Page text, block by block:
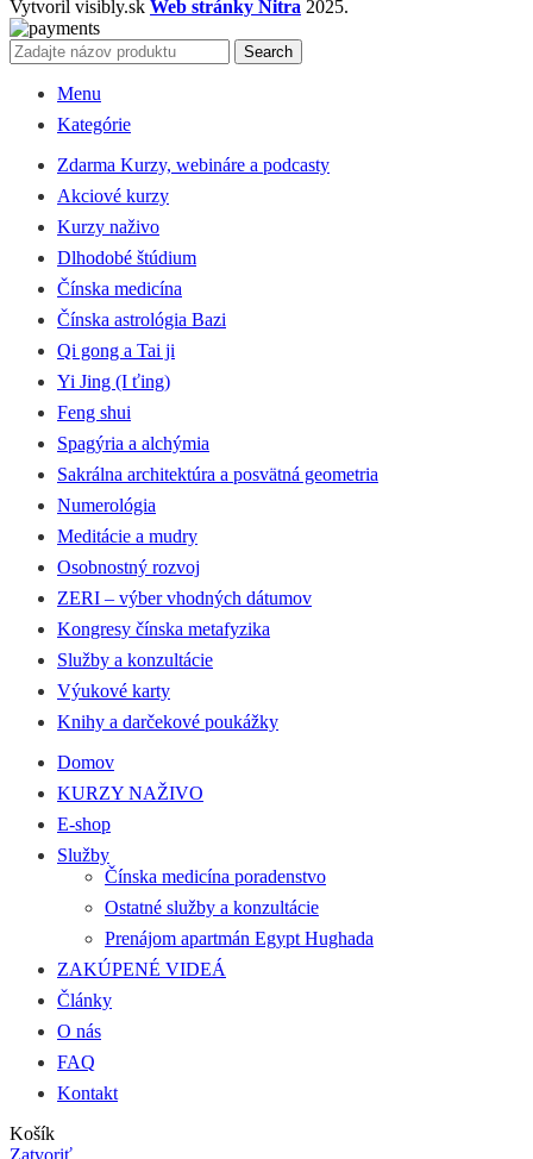
Vytvoril visibly.sk Web stránky Nitra 2025.
Search
Menu
Kategórie
Zdarma Kurzy, webináre a podcasty
Akciové kurzy
Kurzy naživo
Dlhodobé štúdium
Čínska medicína
Čínska astrológia Bazi
Qi gong a Tai ji
Yi Jing (I ťing)
Feng shui
Spagýria a alchýmia
Sakrálna architektúra a posvätná geometria
Numerológia
Meditácie a mudry
Osobnostný rozvoj
ZERI – výber vhodných dátumov
Kongresy čínska metafyzika
Služby a konzultácie
Výukové karty
Knihy a darčekové poukážky
Domov
KURZY NAŽIVO
E-shop
Služby
Čínska medicína poradenstvo
Ostatné služby a konzultácie
Prenájom apartmán Egypt Hughada
ZAKÚPENÉ VIDEÁ
Články
O nás
FAQ
Kontakt
Košík
Zatvoriť